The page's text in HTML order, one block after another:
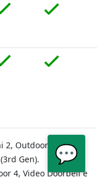
2, Outdoor 4,Video
Gen).
4, Video Doorbell e
💬